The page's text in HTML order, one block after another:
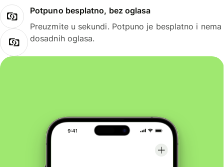
Potpuno besplatno, bez oglasa
Preuzmite u sekundi. Potpuno je besplatno i nema
dosadnih oglasa.